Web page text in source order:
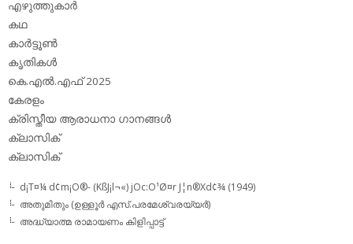
എഴുത്തുകാര്‍
കഥ
കാര്‍ട്ടൂണ്‍
കൃതികള്‍
കെ.എല്‍.എഫ് 2025
കേരളം
ക്രിസ്തീയ ആരാധനാ ഗാനങ്ങള്‍
ക്ലാസിക്‌
ക്ലാസിക്
d¡T¤¼ d¢m¡O®- (KßJ¡l¬«) jOc:O¹Ø¤r J¦n®Xd¢¾ (1949)
അതുമിതും (ഉള്ളൂര്‍ എസ്.പരമേശ്വരയ്യര്‍)
അദ്ധ്യാത്മ രാമായണം കിളിപ്പാട്ട്‌